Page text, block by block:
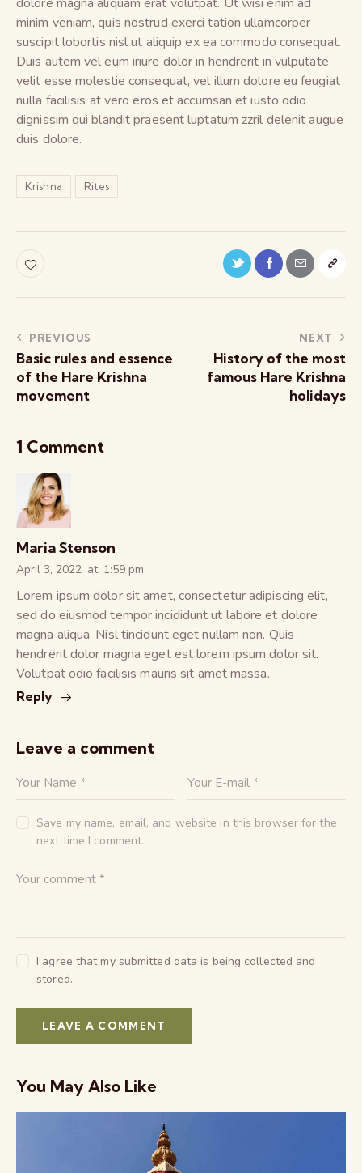
minim veniam, quis nostrud exerci tation ullamcorper
suscipit lobortis nisl ut aliquip ex ea commodo consequat.
Duis autem vel eum iriure dolor in hendrerit in vulputate
velit esse molestie consequat, vel illum dolore eu feugiat
nulla facilisis at vero eros et accumsan et iusto odio
dignissim qui blandit praesent luptatum zzril delenit augue
duis dolore.
Krishna Rites
PREVIOUS
Basic rules and essence
of the Hare Krishna
movement
NEXT
History of the most
famous Hare Krishna
holidays
1 Comment
Maria Stenson
April 3, 2022 at 1:59 pm
Lorem ipsum dolor sit amet, consectetur adipiscing elit,
sed do eiusmod tempor incididunt ut labore et dolore
magna aliqua. Nisl tincidunt eget nullam non. Quis
hendrerit dolor magna eget est lorem ipsum dolor sit.
Volutpat odio facilisis mauris sit amet massa.
Reply
Leave a comment
Save my name, email, and website in this browser for the
next time I comment.
I agree that my submitted data is being collected and
stored.
You May Also Like